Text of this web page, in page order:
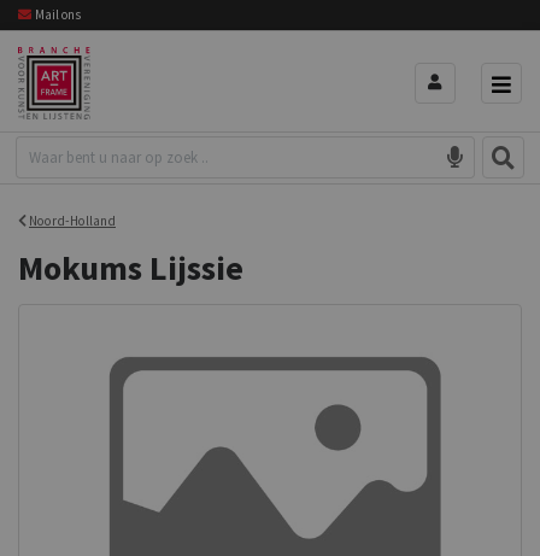
Mail ons
Noord-Holland
Mokums Lijssie